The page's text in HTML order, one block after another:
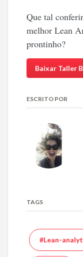
Que tal
melhor Lean
prontinho?
Baixar Taller
ESCRITO POR
TAGS
#Lean-